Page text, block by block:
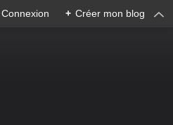
Connexion + Créer mon blog